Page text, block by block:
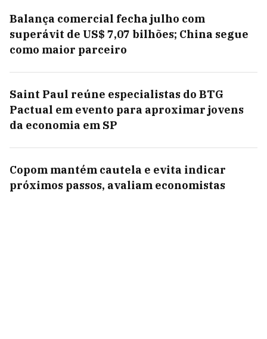
Balança comercial fecha julho com
superávit de US$ 7,07 bilhões; China segue
como maior parceiro
Saint Paul reúne especialistas do BTG
Pactual em evento para aproximar jovens
da economia em SP
Copom mantém cautela e evita indicar
próximos passos, avaliam economistas